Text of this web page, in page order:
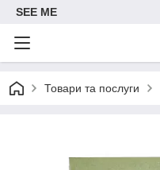
SEE ME
Товари та послуги